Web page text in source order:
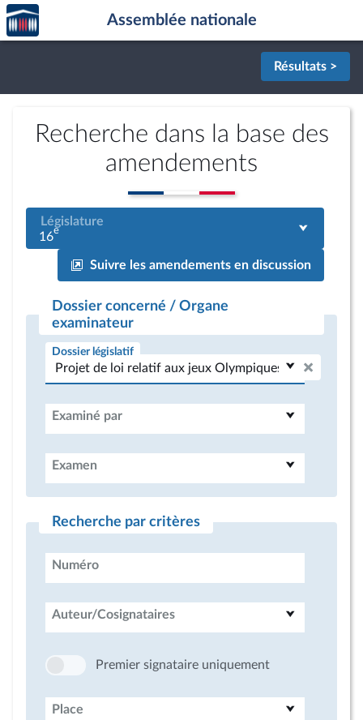
Aller au contenu
Aller en bas de la page
Accèder
à la
page
Assemblée nationale
Résultats >
Recherche dans la base des
amendements
Législature
16e
Suivre les amendements en discussion
Dossier concerné / Organe
examinateur
Dossier législatif
Examiné par
Examen
Recherche par critères
Numéro
Auteur/Cosignataires
Premier signataire uniquement
Place